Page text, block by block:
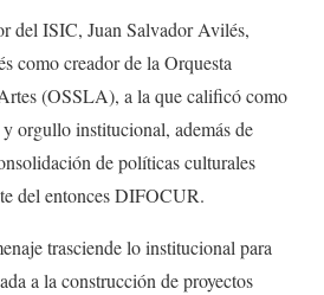
del ISIC, Juan SalvadorAvilés,
como creador de la Orquesta
(OSSLA), a la que calificó como
orgullo institucional, además de
de políticas culturales
delentonces DIFOCUR.
trasciende lo institucional para
a la construcción de proyectos